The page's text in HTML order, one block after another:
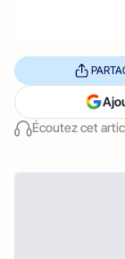
Écoutez cet